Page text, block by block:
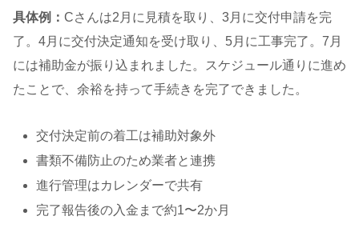
具体例： Cさんは2月に見積を取り、3月に交付申請を完
了。4月に交付決定通知を受け取り、5月に工事完了。7月
には補助金が振り込まれました。スケジュール通りに進め
たことで、余裕を持って手続きを完了できました。
交付決定前の着工は補助対象外
書類不備防止のため業者と連携
進行管理はカレンダーで共有
完了報告後の入金まで約1〜2か月